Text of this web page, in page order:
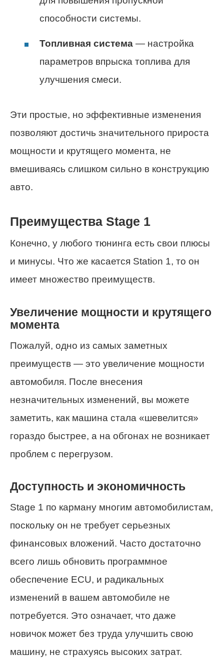
способности системы.
Топливная система — настройка
параметров впрыска топлива для
улучшения смеси.
Эти простые, но эффективные изменения
позволяют достичь значительного прироста
мощности и крутящего момента, не
вмешиваясь слишком сильно в конструкцию
авто.
Преимущества Stage 1
Конечно, у любого тюнинга есть свои плюсы
и минусы. Что же касается Station 1, то он
имеет множество преимуществ.
Увеличение мощности и крутящего
момента
Пожалуй, одно из самых заметных
преимуществ — это увеличение мощности
автомобиля. После внесения
незначительных изменений, вы можете
заметить, как машина стала «шевелится»
гораздо быстрее, а на обгонах не возникает
проблем с перегрузом.
Доступность и экономичность
Stage 1 по карману многим автомобилистам,
поскольку он не требует серьезных
финансовых вложений. Часто достаточно
всего лишь обновить программное
обеспечение ECU, и радикальных
изменений в вашем автомобиле не
потребуется. Это означает, что даже
новичок может без труда улучшить свою
машину, не страхуясь высоких затрат.